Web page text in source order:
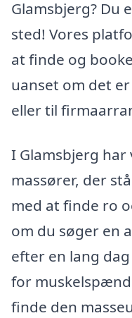
Glamsbjerg? Du
sted! Vores
at finde og
uanset om det
eller til
I Glamsbjerg
massører, der
med at finde ro
om du søger en
efter en lang
for
finde den